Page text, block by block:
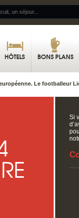
HÔTELS BONS PLANS
Le footballeur
Si